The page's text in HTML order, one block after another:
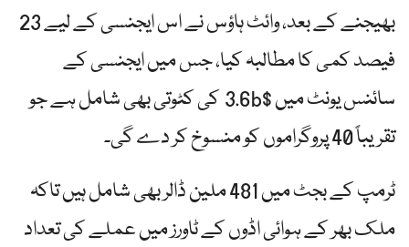
بھیجنے کے بعد، وائٹ ہاؤس نے اس ایجنسی کے لیے 23
فیصد کمی کا مطالبہ کیا، جس میں ایجنسی کے
سائنس یونٹ میں $3.6b کی کٹوتی بھی شامل ہے جو
تقریباً 40 پروگراموں کو منسوخ کر دے گی۔
ٹرمپ کے بجٹ میں 481 ملین ڈالر بھی شامل ہیں تاکہ
ملک بھر کے ہوائی اڈوں کے ٹاورز میں عملے کی تعداد